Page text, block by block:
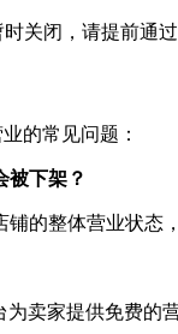
时关闭，请提前通
的常见问题：
被下架？
的整体营业状态
为卖家提供免费的